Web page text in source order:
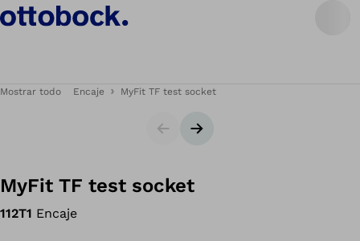
Mostrar todo Encaje MyFit TF test socket
DiapositivaSiguiente diapositiva
MyFit TF test socket
112T1 Encaje